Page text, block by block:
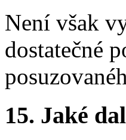
Není však
dostatečné
15. Jaké